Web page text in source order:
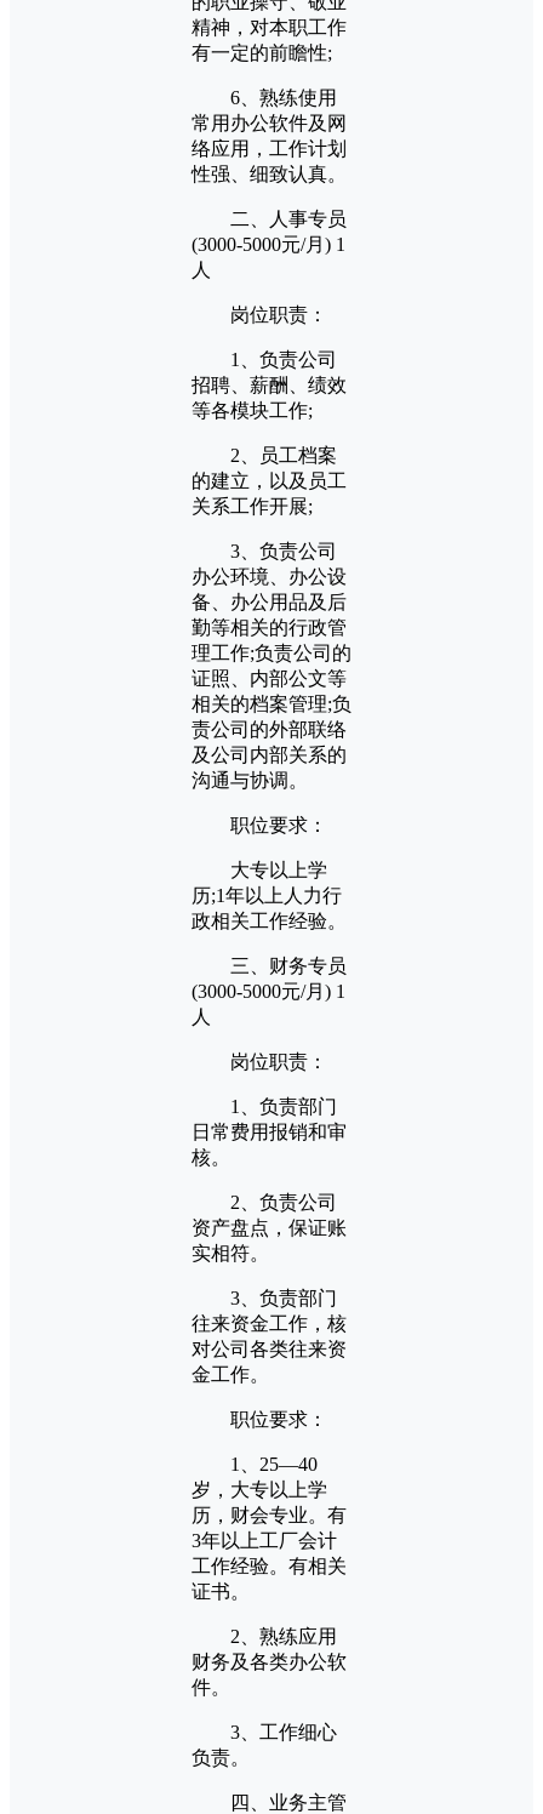
精神，对本职工作
有一定的前瞻性;
6、熟练使用
常用办公软件及网
络应用，工作计划
性强、细致认真。
二、人事专员
(3000-5000元/月) 1
人
岗位职责：
1、负责公司
招聘、薪酬、绩效
等各模块工作;
2、员工档案
的建立，以及员工
关系工作开展;
3、负责公司
办公环境、办公设
备、办公用品及后
勤等相关的行政管
理工作;负责公司的
证照、内部公文等
相关的档案管理;负
责公司的外部联络
及公司内部关系的
沟通与协调。
职位要求：
大专以上学
历;1年以上人力行
政相关工作经验。
三、财务专员
(3000-5000元/月) 1
人
岗位职责：
1、负责部门
日常费用报销和审
核。
2、负责公司
资产盘点，保证账
实相符。
3、负责部门
往来资金工作，核
对公司各类往来资
金工作。
职位要求：
1、25—40
岁，大专以上学
历，财会专业。有
3年以上工厂会计
工作经验。有相关
证书。
2、熟练应用
财务及各类办公软
件。
3、工作细心
负责。
四、业务主管